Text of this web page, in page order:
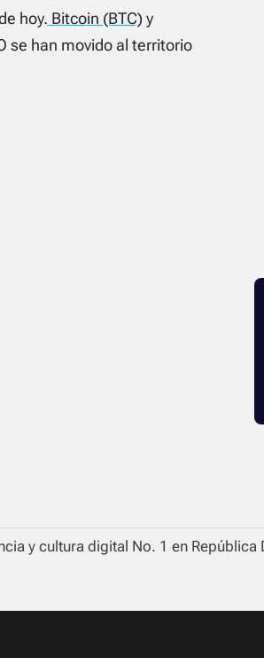
hoy. Bitcoin (BTC) y
se han movido al territorio
y cultura digital No. 1 en República